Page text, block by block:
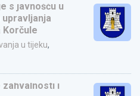
s javnošću u
Korčule
u tijeku,
zahvalnosti i